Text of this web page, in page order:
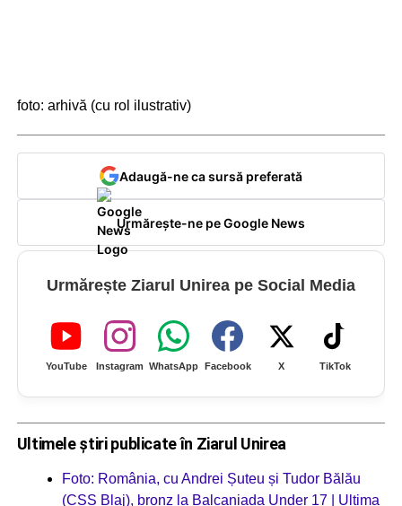
foto: arhivă (cu rol ilustrativ)
Adaugă-ne ca sursă preferată
Urmărește-ne pe Google News
Urmărește Ziarul Unirea pe Social Media
YouTube Instagram WhatsApp Facebook X TikTok
Ultimele știri publicate în Ziarul Unirea
Foto: România, cu Andrei Șuteu și Tudor Bălău
(CSȘ Blaj), bronz la Balcaniada Under 17 | Ultima